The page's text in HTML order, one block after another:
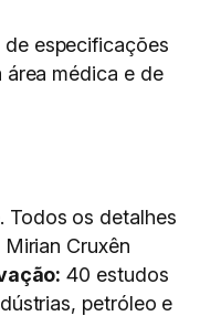
de especificações
médica e de
Todos os detalhes
Mirian Cruxên
40 estudos
petróleo e